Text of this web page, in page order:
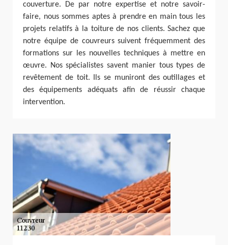
couverture. De par notre expertise et notre savoir-
faire, nous sommes aptes à prendre en main tous les
projets relatifs à la toiture de nos clients. Sachez que
notre équipe de couvreurs suivent fréquemment des
formations sur les nouvelles techniques à mettre en
œuvre. Nos spécialistes savent manier tous types de
revêtement de toit. Ils se muniront des outillages et
des équipements adéquats afin de réussir chaque
intervention.